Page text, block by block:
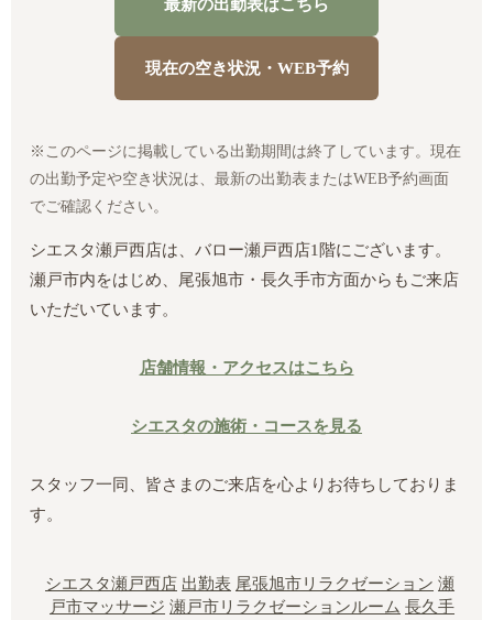
最新の出勤表はこちら
現在の空き状況・WEB予約
※このページに掲載している出勤期間は終了しています。現在
の出勤予定や空き状況は、最新の出勤表またはWEB予約画面
でご確認ください。
シエスタ瀬戸西店は、バロー瀬戸西店1階にございます。
瀬戸市内をはじめ、尾張旭市・長久手市方面からもご来店
いただいています。
店舗情報・アクセスはこちら
シエスタの施術・コースを見る
スタッフ一同、皆さまのご来店を心よりお待ちしておりま
す。
シエスタ瀬戸西店 出勤表 尾張旭市リラクゼーション 瀬
戸市マッサージ 瀬戸市リラクゼーションルーム 長久手